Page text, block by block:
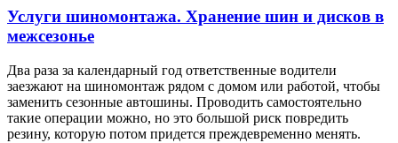
Услуги шиномонтажа. Хранение шин и дисков в
межсезонье
Два раза за календарный год ответственные водители
заезжают на шиномонтаж рядом с домом или работой, чтобы
заменить сезонные автошины. Проводить самостоятельно
такие операции можно, но это большой риск повредить
резину, которую потом придется преждевременно менять.